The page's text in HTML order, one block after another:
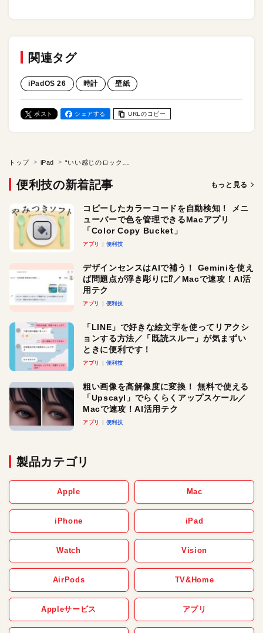
関連タグ
iPadOS 26 時計 壁紙
ポスト シェアする URLのコピー
トップ iPad
便利技の新着記事 もっと見る
コピーしたカラーコードを自動検知！ メニ
ューバーで色を管理できるMacアプリ
「Color Copy Bucket」
アプリ 便利技
デザインセンスはAIで補う！ Geminiを使え
ば問題点が浮き彫りに⁉︎／Macで速攻！AI活
用テク
アプリ 便利技
「LINE」で好きな絵文字を使ってリアクシ
ョンする方法／「既読スルー」が気まずい
ときに便利です！
アプリ 便利技
粗い画像を高解像度に変換！ 無料で使える
「Upscayl」でらくらくアップスケール／
Macで速攻！AI活用テク
アプリ 便利技
製品カテゴリ
Apple Mac
iPhone iPad
Watch Vision
AirPods TV&Home
Appleサービス アプリ